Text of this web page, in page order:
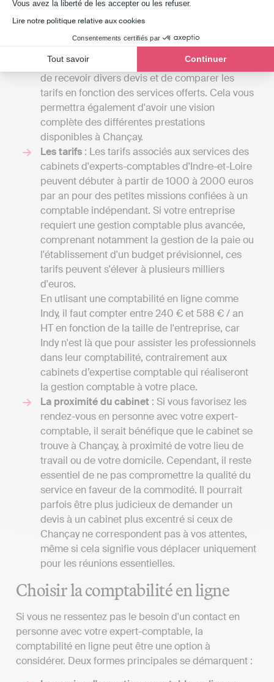
Vous avez la liberté de les accepter ou les refuser.
Lire notre politique relative aux cookies
Consentements certifiés par
Tout savoir Continuer
gamme des services proposés par un expert-
comptable est étendue, et le coût dépendra du
volume de tâches qu'il assumera pour votre
compte. En engageant des conversations avec
plusieurs spécialistes, vous aurez l'opportunité
de recevoir divers devis et de comparer les
tarifs en fonction des services offerts. Cela vous
permettra également d'avoir une vision
complète des différentes prestations
disponibles à Chançay.
Les tarifs : Les tarifs associés aux services des
cabinets d'experts-comptables d'Indre-et-Loire
peuvent débuter à partir de 1000 à 2000 euros
par an pour des petites missions confiées à un
comptable indépendant. Si votre entreprise
requiert une gestion comptable plus avancée,
comprenant notamment la gestion de la paie ou
l'établissement d'un budget prévisionnel, ces
tarifs peuvent s'élever à plusieurs milliers
d'euros.
En utlisant une comptabilité en ligne comme
Indy, il faut compter entre 240 € et 588 € / an
HT en fonction de la taille de l'entreprise, car
Indy n'est là que pour assister les professionnels
dans leur comptabilité, contrairement aux
cabinets d’expertise comptable qui réaliseront
la gestion comptable à votre place.
La proximité du cabinet : Si vous favorisez les
rendez-vous en personne avec votre expert-
comptable, il serait bénéfique que le cabinet se
trouve à Chançay, à proximité de votre lieu de
travail ou de votre domicile. Cependant, il reste
essentiel de ne pas compromettre la qualité du
service en faveur de la commodité. Il pourrait
parfois être plus judicieux de demander un
devis à un cabinet plus excentré si ceux de
Chançay ne correspondent pas à vos attentes,
même si cela signifie vous déplacer uniquement
pour les réunions essentielles.
Choisir la comptabilité en ligne
Si vous ne ressentez pas le besoin d'un contact en
personne avec votre expert-comptable, la
comptabilité en ligne peut être une option à
considérer. Deux formes principales se démarquent :